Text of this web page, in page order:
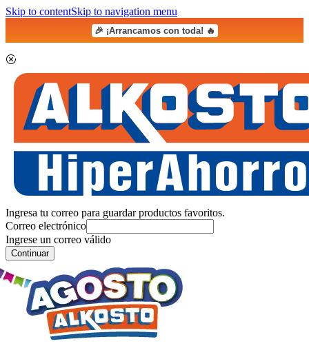
Skip to contentSkip to navigation menu
🎉 ¡Arrancamos con toda! 🔥
Ingresa tu correo para guardar productos favoritos.
Correo electrónico
Ingrese un correo válido
Continuar